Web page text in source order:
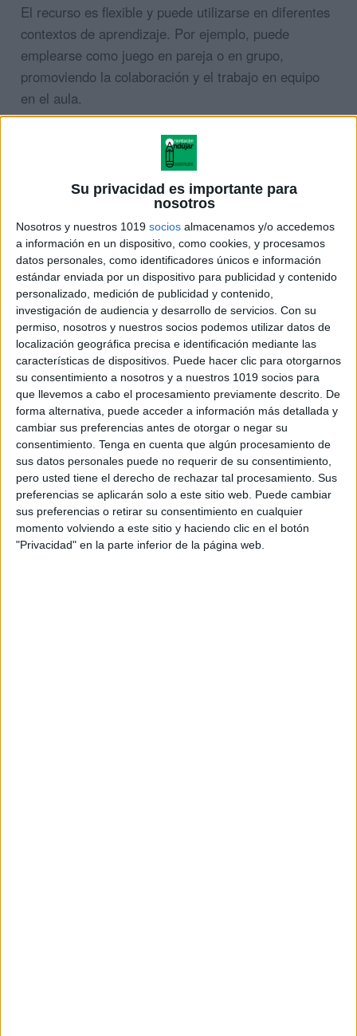
Su privacidad es importante para
nosotros
Nosotros y nuestros 1019 socios almacenamos y/o accedemos
a información en un dispositivo, como cookies, y procesamos
datos personales, como identificadores únicos e información
estándar enviada por un dispositivo para publicidad y contenido
personalizado, medición de publicidad y contenido,
investigación de audiencia y desarrollo de servicios. Con su
permiso, nosotros y nuestros socios podemos utilizar datos de
localización geográfica precisa e identificación mediante las
características de dispositivos. Puede hacer clic para otorgarnos
su consentimiento a nosotros y a nuestros 1019 socios para
que llevemos a cabo el procesamiento previamente descrito. De
forma alternativa, puede acceder a información más detallada y
cambiar sus preferencias antes de otorgar o negar su
consentimiento. Tenga en cuenta que algún procesamiento de
sus datos personales puede no requerir de su consentimiento,
pero usted tiene el derecho de rechazar tal procesamiento. Sus
preferencias se aplicarán solo a este sitio web. Puede cambiar
sus preferencias o retirar su consentimiento en cualquier
momento volviendo a este sitio y haciendo clic en el botón
"Privacidad" en la parte inferior de la página web.
El recurso es flexible y puede utilizarse en diferentes
contextos de aprendizaje. Por ejemplo, puede
emplearse como juego en pareja o en grupo,
promoviendo la colaboración y el trabajo en equipo
en el aula.
ÚNETE A NUESTRO GRUPO EXCLUSIVO DE
WHATSAPP
ENLACE AL GRUPO
DESCARGA MÁS ABAJO EL